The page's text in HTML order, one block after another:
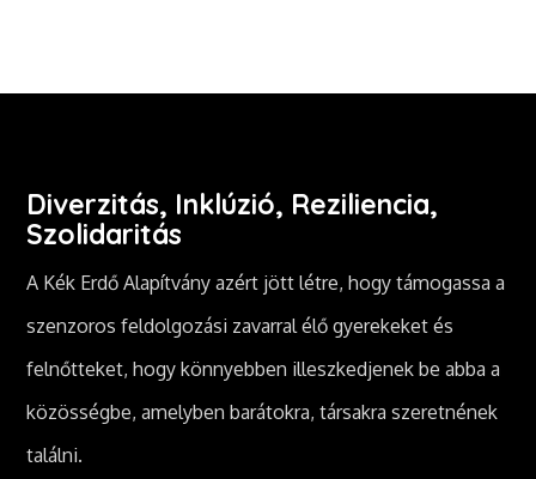
Diverzitás, Inklúzió, Reziliencia,
Szolidaritás
A Kék Erdő Alapítvány azért jött létre, hogy támogassa a
szenzoros feldolgozási zavarral élő gyerekeket és
felnőtteket, hogy könnyebben illeszkedjenek be abba a
közösségbe, amelyben barátokra, társakra szeretnének
találni.